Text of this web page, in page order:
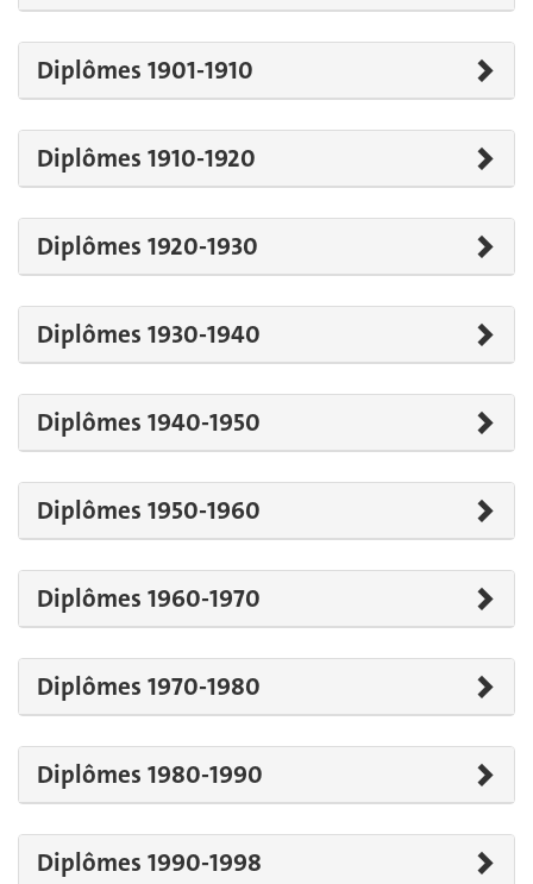
Diplômes 1901-1910
Diplômes 1910-1920
Diplômes 1920-1930
Diplômes 1930-1940
Diplômes 1940-1950
Diplômes 1950-1960
Diplômes 1960-1970
Diplômes 1970-1980
Diplômes 1980-1990
Diplômes 1990-1998